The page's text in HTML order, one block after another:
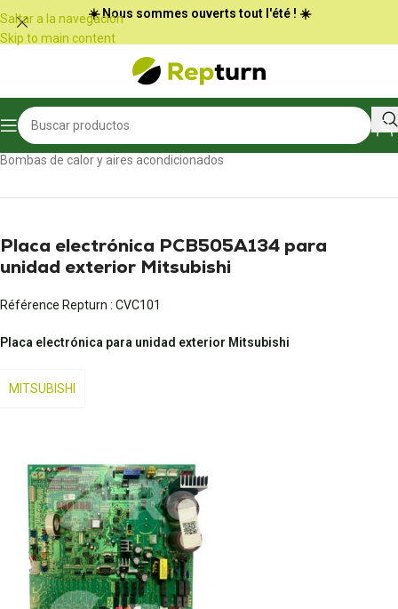
Panel de gestión de cookies
Saltar a la navegación
Skip to main content
☀️ Nous sommes ouverts tout l'été ! ☀️
Inicio/Calefacción, aire acondicionado y ventilación
Bombas de calor y aires acondicionados
Placa electrónica PCB505A134 para
unidad exterior Mitsubishi
Référence Repturn : CVC101
Placa electrónica para unidad exterior Mitsubishi
MITSUBISHI